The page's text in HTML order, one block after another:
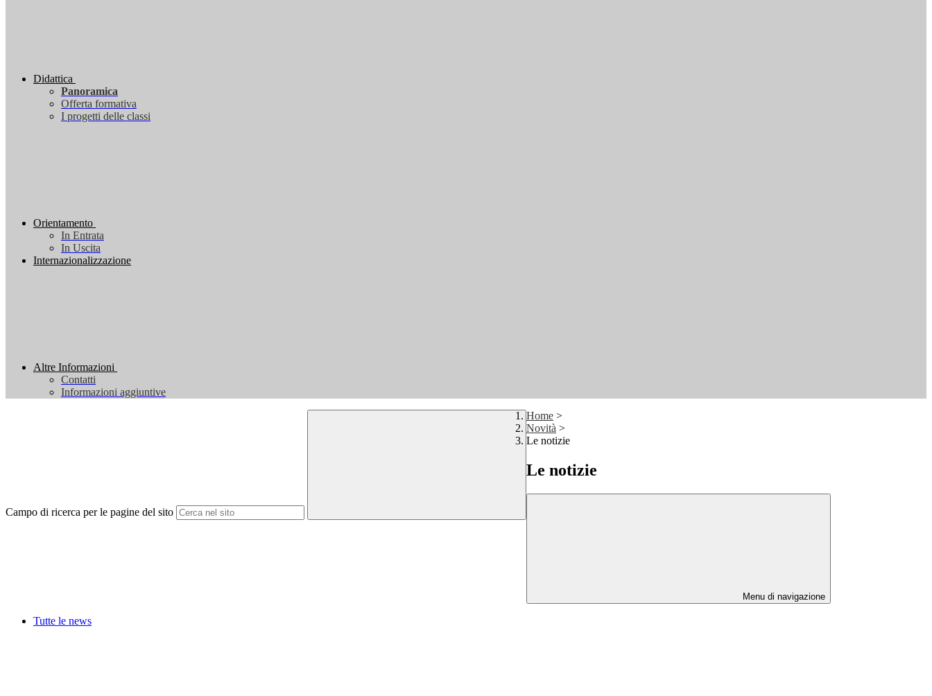
Didattica
Panoramica
Offerta formativa
I progetti delle classi
Orientamento
In Entrata
In Uscita
Internazionalizzazione
Altre Informazioni
Contatti
Informazioni aggiuntive
Campo di ricerca per le pagine del sito
Home >
Novità >
Le notizie
Le notizie
Menu di navigazione
Tutte le news